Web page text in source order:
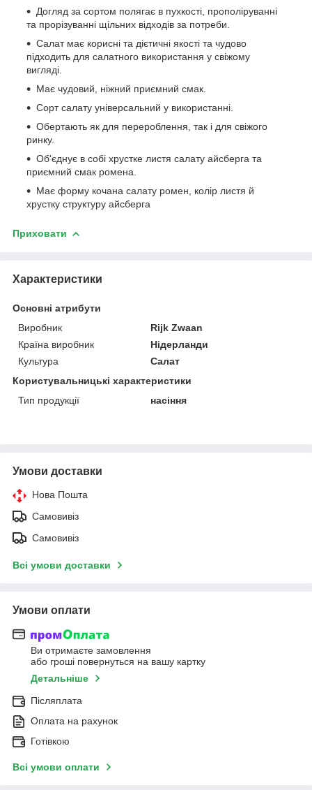
Догляд за сортом полягає в пухкості, прополіруванні
та прорізуванні щільних відходів за потреби.
Салат має корисні та дієтичні якості та чудово
підходить для салатного використання у свіжому
вигляді.
Має чудовий, ніжний приємний смак.
Сорт салату універсальний у використанні.
Обертають як для перероблення, так і для свіжого
ринку.
Об'єднує в собі хрустке листя салату айсберга та
приємний смак ромена.
Має форму кочана салату ромен, колір листя й
хрустку структуру айсберга
Приховати
Характеристики
Основні атрибути
Виробник
Rijk Zwaan
Країна виробник
Нідерланди
Культура
Салат
Користувальницькі характеристики
Тип продукції
насіння
Умови доставки
Нова Пошта
Самовивіз
Самовивіз
Всі умови доставки
Умови оплати
Ви отримаєте замовлення
або гроші повернуться на вашу картку
Детальніше
Післяплата
Оплата на рахунок
Готівкою
Всі умови оплати